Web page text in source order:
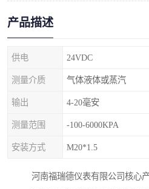
产品描述
供电 24VDC
测量介质 气体液体或蒸汽
输出 4-20毫安
测量范围 -100-6000KPA
安装方式 M20*1.5
河南福瑞德仪表有限公司核心